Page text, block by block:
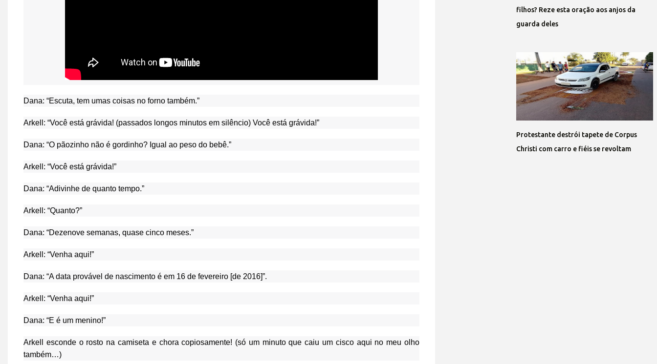
Dana: “Escuta, tem umas coisas no forno também.”
Arkell: “Você está grávida! (passados longos minutos em silêncio) Você está grávida!”
Dana: “O pãozinho não é gordinho? Igual ao peso do bebê.”
Arkell: “Você está grávida!”
Dana: “Adivinhe de quanto tempo.”
Arkell: “Quanto?”
Dana: “Dezenove semanas, quase cinco meses.”
Arkell: “Venha aqui!”
Dana: “A data provável de nascimento é em 16 de fevereiro [de 2016]”.
Arkell: “Venha aqui!”
Dana: “E é um menino!”
Arkell esconde o rosto na camiseta e chora copiosamente! (só um minuto que caiu um cisco aqui no meu olho
também…)
filhos? Reze esta oração aos anjos da
guarda deles
Protestante destrói tapete de Corpus
Christi com carro e fiéis se revoltam